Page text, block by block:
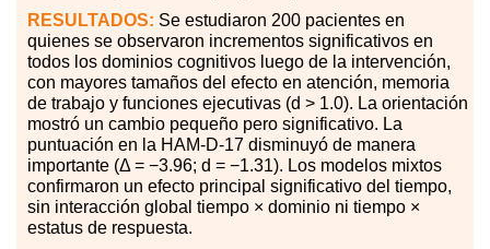
RESULTADOS: Se estudiaron 200 pacientes en
quienes se observaron incrementos significativos en
todos los dominios cognitivos luego de la intervención,
con mayores tamaños del efecto en atención, memoria
de trabajo y funciones ejecutivas (d > 1.0). La orientación
mostró un cambio pequeño pero significativo. La
puntuación en la HAM-D-17 disminuyó de manera
importante (Δ = −3.96; d = −1.31). Los modelos mixtos
confirmaron un efecto principal significativo del tiempo,
sin interacción global tiempo × dominio ni tiempo ×
estatus de respuesta.